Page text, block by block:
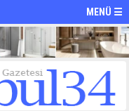
MENÜ ☰